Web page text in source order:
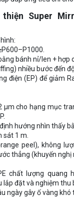
thiện Super
bánh nỉ/len + hợp
nhiều bước đến
điện (EP) để giảm
μm cho hạng mục
hướng nhìn thấy
sát 1 m.
peel), không
thẳng (khuyến nghị
chất lượng quang
đặt và nghiệm thu
ngày gây ố vàng khó